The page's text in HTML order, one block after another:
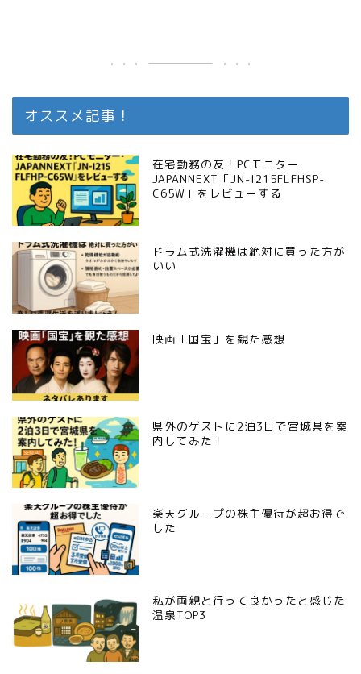
オススメ記事！
在宅勤務の友！PCモニター
JAPANNEXT「JN-I215FLFHSP-
C65W」をレビューする
ドラム式洗濯機は絶対に買った方が
いい
映画「国宝」を観た感想
県外のゲストに2泊3日で宮城県を案
内してみた！
楽天グループの株主優待が超お得で
した
私が両親と行って良かったと感じた
温泉TOP3